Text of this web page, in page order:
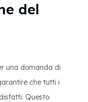
del
una domanda di
che tutti i
Questo